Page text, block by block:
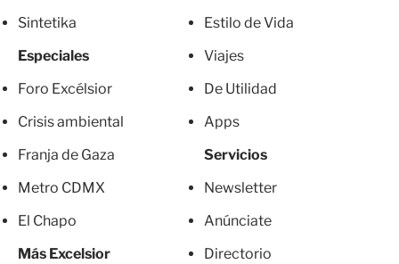
Sintetika
Especiales
Foro Excélsior
Crisis ambiental
Franja de Gaza
Metro CDMX
El Chapo
Más Excelsior
Estilo de Vida
Viajes
De Utilidad
Apps
Servicios
Newsletter
Anúnciate
Directorio